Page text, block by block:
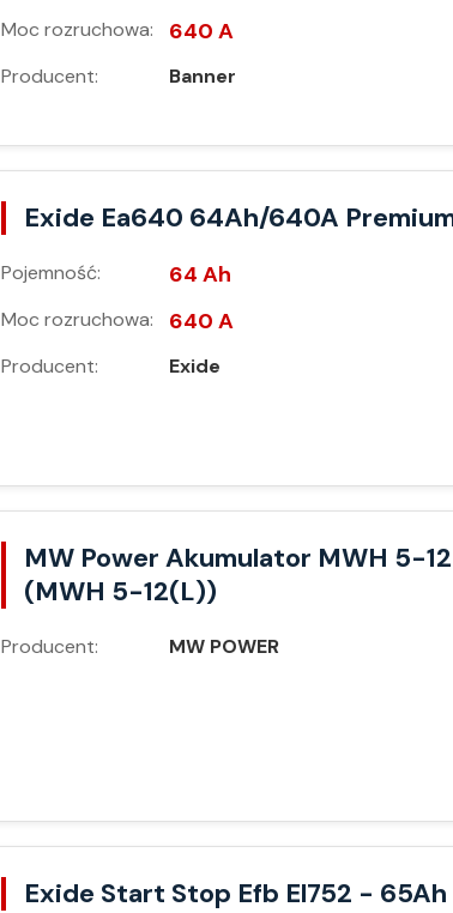
Moc rozruchowa: 640 A
Producent: Banner
Exide Ea640 64Ah/640A
Pojemność: 64 Ah
Moc rozruchowa: 640 A
Producent: Exide
MW Power Akumulator MWH 5-
(MWH 5-12(L))
Producent: MW POWER
Exide Start Stop Efb El752 -